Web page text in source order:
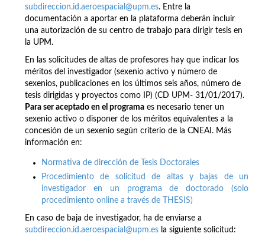
subdireccion.id.aeroespacial@upm.es. Entre la
documentación a aportar en la plataforma deberán incluir
una autorización de su centro de trabajo para dirigir tesis en
la UPM.
En las solicitudes de altas de profesores hay que indicar los
méritos del investigador (sexenio activo y número de
sexenios, publicaciones en los últimos seis años, número de
tesis dirigidas y proyectos como IP) (CD UPM- 31/01/2017).
Para ser aceptado en el programa es necesario tener un
sexenio activo o disponer de los méritos equivalentes a la
concesión de un sexenio según criterio de la CNEAI. Más
información en:
Normativa de dirección de Tesis Doctorales
Procedimiento de solicitud de altas y bajas de un
investigador en un programa de doctorado (solo
procedimiento online a través de THESIS)
En caso de baja de investigador, ha de enviarse a
subdireccion.id.aeroespacial@upm.es la siguiente solicitud: